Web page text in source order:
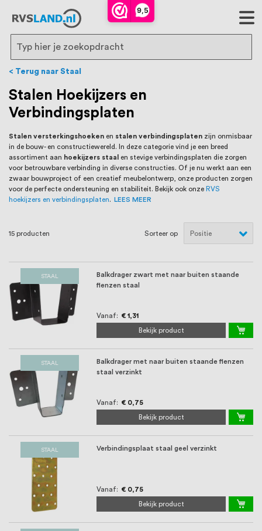
9,5
RVS Land is een écht familiebedrijf met
bijna 20 jaar ervaring in RVS producten
voor binnen- en buitenhuis, waaronder
trapleuningen, deurbeslag,
ventilatieroosters en bouwbeslag. In onze
webshop vind je het grootste assortiment
van Nederland en België, met meer dan
100.000 hoogwaardige RVS artikelen
direct uit voorraad leverbaar. Wij hebben
tevens een eigen werkplaats waar we
RVS op maat produceren, geheel volgens
jouw specifieke wensen. Al sinds onze
oprichting staat persoonlijke service bij
ons voorop, want we geloven dat een
goede relatie met onze klanten het
verschil maakt.
Search
Terug naar Staal
Stalen Hoekijzers en
Verbindingsplaten
Stalen versterkingshoeken en stalen verbindingsplaten zijn onmisbaar
in de bouw- en constructiewereld. In deze categorie vind je een breed
assortiment aan hoekijzers staal en stevige verbindingsplaten die zorgen
voor betrouwbare verbinding in diverse constructies. Of je nu werkt aan een
zwaar bouwproject of een creatief meubelontwerp, onze producten zorgen
voor de perfecte ondersteuning en stabiliteit. Bekijk ook onze RVS
hoekijzers en verbindingsplaten. LEES MEER
15 producten Sorteer op
STAAL
Balkdrager zwart met naar buiten staande
flenzen staal
Vanaf € 1,31
Bekijk product
STAAL
Balkdrager met naar buiten staande flenzen
staal verzinkt
Vanaf € 0,75
Bekijk product
STAAL Verbindingsplaat staal geel verzinkt
Vanaf € 0,75
Bekijk product